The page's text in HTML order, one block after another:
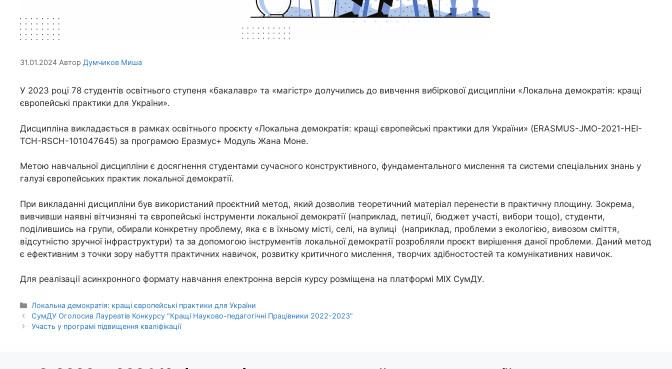
31.01.2024 Автор Думчиков Миша
У 2023 році 78 студентів освітнього ступеня «бакалавр» та «магістр» долучились до вивчення вибіркової дисципліни «Локальна демократія: кращі
європейські практики для України».
Дисципліна викладається в рамках освітнього проєкту «Локальна демократія: кращі європейські практики для України» (ERASMUS-JMO-2021-HEI-
TCH-RSCH-101047645) за програмою Еразмус+ Модуль Жана Моне.
Метою навчальної дисципліни є досягнення студентами сучасного конструктивного, фундаментального мислення та системи спеціальних знань у
галузі європейських практик локальної демократії.
При викладанні дисципліни був використаний проєктний метод, який дозволив теоретичний матеріал перенести в практичну площину. Зокрема,
вивчивши наявні вітчизняні та європейські інструменти локальної демократії (наприклад, петиції, бюджет участі, вибори тощо), студенти,
поділившись на групи, обирали конкретну проблему, яка є в їхньому місті, селі, на вулиці (наприклад, проблеми з екологією, вивозом сміття,
відсутністю зручної інфраструктури) та за допомогою інструментів локальної демократії розробляли проєкт вирішення даної проблеми. Даний метод
є ефективним з точки зору набуття практичних навичок, розвитку критичного мислення, творчих здібностостей та комунікативних навичок.
Для реалізації асинхронного формату навчання електронна версія курсу розміщена на платформі МІХ СумДУ.
Локальна демократія: кращі європейські практики для України
СумДУ Оголосив Лауреатів Конкурсу “Кращі Науково-педагогічні Працівники 2022-2023”
Участь у програмі підвищення кваліфікації